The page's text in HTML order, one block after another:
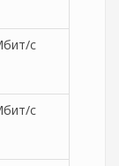
с
с